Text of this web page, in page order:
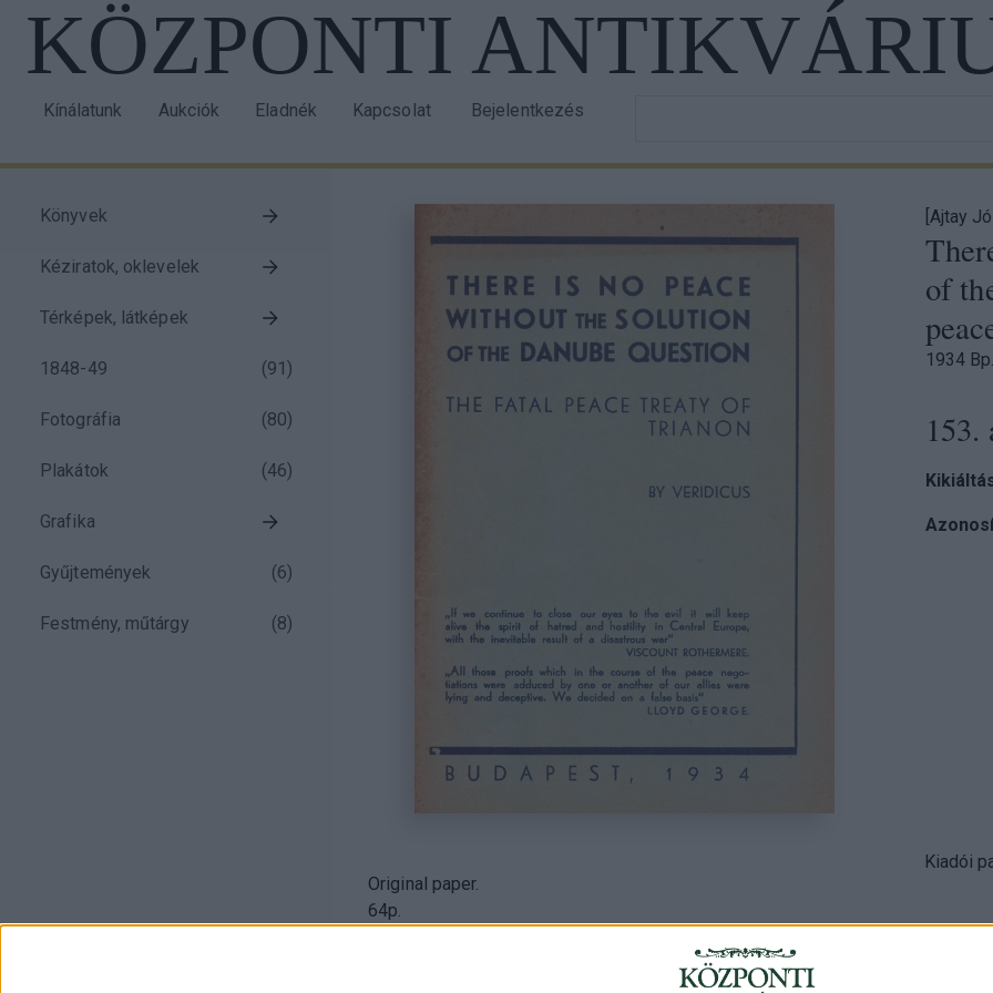
Ugrás
tartalomra
KÖZPONTI
navigation
Kínálatunk Aukciók Eladnék Kapcsolat
account
menu
Bejelentkezés
a
block
Könyvek
Kéziratok, oklevelek
Térképek, látképek
1848-49 (91 )
Fotográfia (80)
Plakátok (46)
Grafika
Gyűjtemények (6)
Festmény, műtárgy (8)
[Ajtay
of
1934
153.
Original paper.
64p.
Kiadói